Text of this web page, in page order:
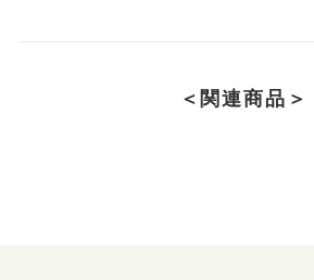
＜関連商品＞